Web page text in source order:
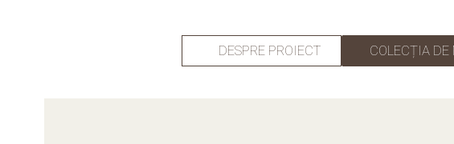
DESPRE PROIECT COLECȚIA DE